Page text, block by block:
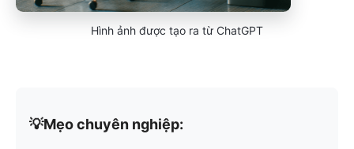
Hình ảnh được tạo ra từ ChatGPT
💡Mẹo chuyên nghiệp: